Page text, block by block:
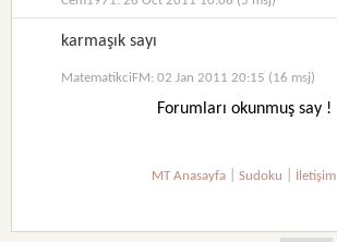
karmaşık sayı
MatematikciFM: 02 Jan 2011 20:15 (16 msj)
Forumları okunmuş say !
MT Anasayfa |Sudoku İletişim